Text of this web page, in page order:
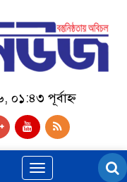
০১:৪৩ পূর্বাহ্ন
Toggle